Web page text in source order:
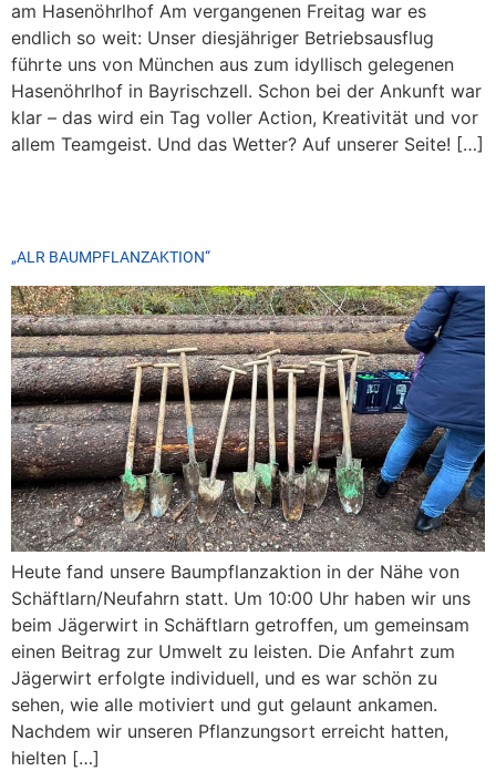
am Hasenöhrlhof Am vergangenen Freitag war es
endlich so weit: Unser diesjähriger Betriebsausflug
führte uns von München aus zum idyllisch gelegenen
Hasenöhrlhof in Bayrischzell. Schon bei der Ankunft war
klar – das wird ein Tag voller Action, Kreativität und vor
allem Teamgeist. Und das Wetter? Auf unserer Seite! […]
„ALR BAUMPFLANZAKTION“
Heute fand unsere Baumpflanzaktion in der Nähe von
Schäftlarn/Neufahrn statt. Um 10:00 Uhr haben wir uns
beim Jägerwirt in Schäftlarn getroffen, um gemeinsam
einen Beitrag zur Umwelt zu leisten. Die Anfahrt zum
Jägerwirt erfolgte individuell, und es war schön zu
sehen, wie alle motiviert und gut gelaunt ankamen.
Nachdem wir unseren Pflanzungsort erreicht hatten,
hielten […]